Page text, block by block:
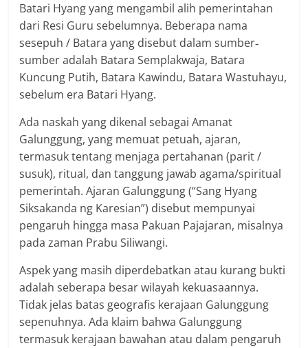
Batari Hyang yang mengambil alih pemerintahan
dari Resi Guru sebelumnya. Beberapa nama
sesepuh / Batara yang disebut dalam sumber‐
sumber adalah Batara Semplakwaja, Batara
Kuncung Putih, Batara Kawindu, Batara Wastuhayu,
sebelum era Batari Hyang.
Ada naskah yang dikenal sebagai Amanat
Galunggung, yang memuat petuah, ajaran,
termasuk tentang menjaga pertahanan (parit /
susuk), ritual, dan tanggung jawab agama/spiritual
pemerintah. Ajaran Galunggung (“Sang Hyang
Siksakanda ng Karesian”) disebut mempunyai
pengaruh hingga masa Pakuan Pajajaran, misalnya
pada zaman Prabu Siliwangi.
Aspek yang masih diperdebatkan atau kurang bukti
adalah seberapa besar wilayah kekuasaannya.
Tidak jelas batas geografis kerajaan Galunggung
sepenuhnya. Ada klaim bahwa Galunggung
termasuk kerajaan bawahan atau dalam pengaruh